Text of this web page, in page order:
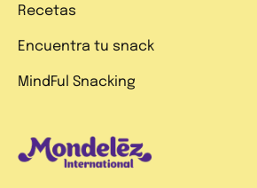
Recetas
Encuentra tu snack
MindFul Snacking